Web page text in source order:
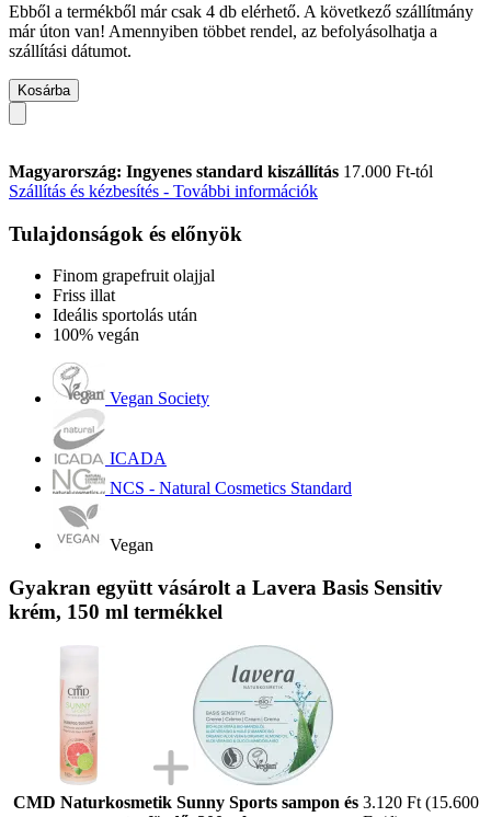
Ebből a termékből már csak 4 db elérhető. A következő szállítmány
már úton van! Amennyiben többet rendel, az befolyásolhatja a
szállítási dátumot.
Kosárba
Magyarország: Ingyenes standard kiszállítás 17.000 Ft-tól
Szállítás és kézbesítés - További információk
Tulajdonságok és előnyök
Finom grapefruit olajjal
Friss illat
Ideális sportolás után
100% vegán
Vegan Society
ICADA
NCS - Natural Cosmetics Standard
Vegan
Gyakran együtt vásárolt a Lavera Basis Sensitiv
krém, 150 ml termékkel
CMD Naturkosmetik Sunny Sports sampon és 3.120 Ft (15.600